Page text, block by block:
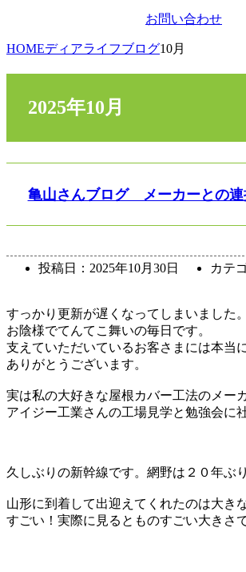
お問い合わせ
HOMEディアライフブログ10月
2025年10月
亀山さんブログ メーカーとの
投稿日： 2025年10月30日
カテ
すっかり更新が遅くなってしまいました。
お陰様でてんてこ舞いの毎日です。
支えていただいているお客さまには本当
ありがとうございます。
実は私の大好きな屋根カバー工法のメー
アイジー工業さんの工場見学と勉強会に
久しぶりの新幹線です。網野は２０年ぶ
山形に到着して出迎えてくれたのは大き
すごい！実際に見るとものすごい大きさ